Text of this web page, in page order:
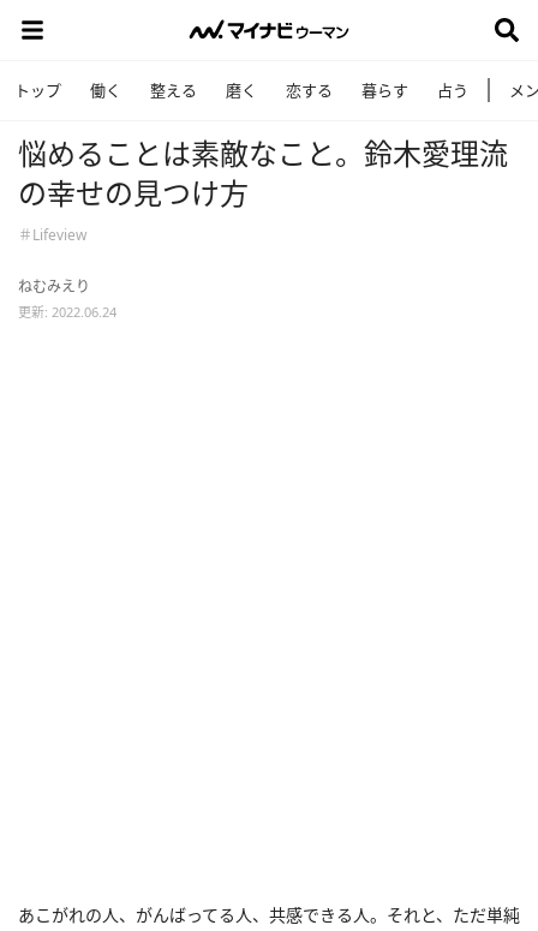
トップ 働く 整える 磨く 恋する 暮らす 占う メ
悩めることは素敵なこと。鈴木愛理流
の幸せの見つけ方
＃Lifeview
ねむみえり
更新: 2022.06.24
あこがれの人、がんばってる人、共感できる人。それと、ただ単純